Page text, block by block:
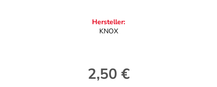
Hersteller:
KNOX
Regulärer Preis:
2,50 €